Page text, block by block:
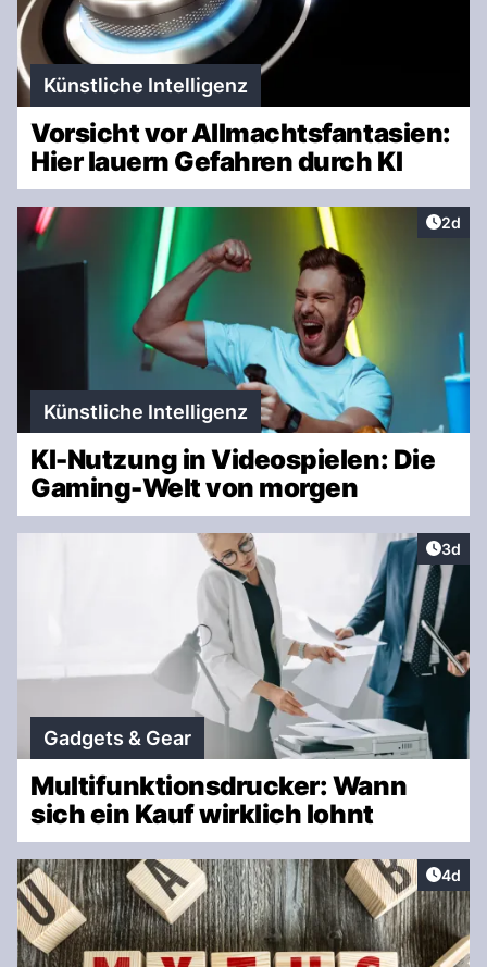
Künstliche Intelligenz
Vorsicht vor Allmachtsfantasien:
Hier lauern Gefahren durch KI
2d
Künstliche Intelligenz
KI-Nutzung in Videospielen: Die
Gaming-Welt von morgen
3d
Gadgets & Gear
Multifunktionsdrucker: Wann
sich ein Kauf wirklich lohnt
4d